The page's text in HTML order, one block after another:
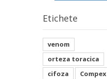
Etichete
venom
orteza toracica
cifoza
Compex